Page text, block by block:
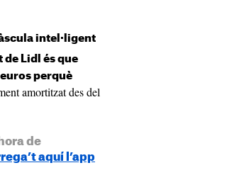
intel·ligent
de Lidl és que
perquè
amortitzat des del
de
aquí l’app